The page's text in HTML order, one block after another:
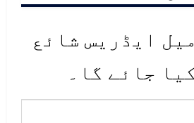
ایڈریس شائع
جائے گا۔